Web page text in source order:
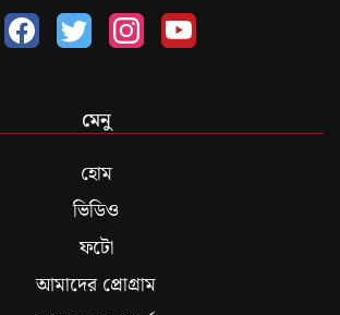
মেনু
হোম
ভিডিও
ফটো
আমাদের প্রোগ্রাম